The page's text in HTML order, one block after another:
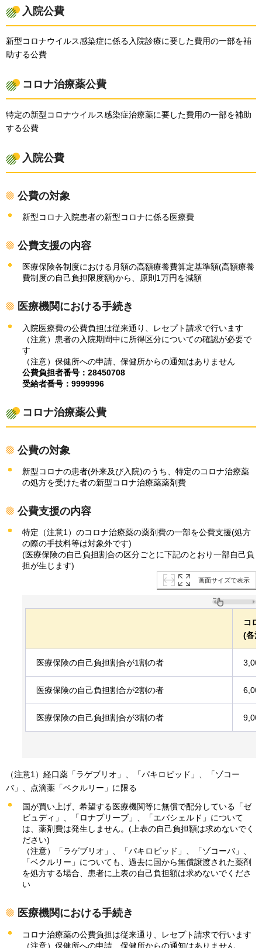
入院公費
新型コロナウイルス感染症に係る入院診療に要した費用の一部を補
助する公費
コロナ治療薬公費
特定の新型コロナウイルス感染症治療薬に要した費用の一部を補助
する公費
入院公費
公費の対象
新型コロナ入院患者の新型コロナに係る医療費
公費支援の内容
医療保険各制度における月額の高額療養費算定基準額(高額療養
費制度の自己負担限度額)から、原則1万円を減額
医療機関における手続き
入院医療費の公費負担は従来通り、レセプト請求で行います
（注意）患者の入院期間中に所得区分についての確認が必要で
す
（注意）保健所への申請、保健所からの通知はありません
公費負担者番号：28450708
受給者番号：9999996
コロナ治療薬公費
公費の対象
新型コロナの患者(外来及び入院)のうち、特定のコロナ治療薬
の処方を受けた者の新型コロナ治療薬薬剤費
公費支援の内容
特定（注意1）のコロナ治療薬の薬剤費の一部を公費支援(処方
の際の手技料等は対象外です)
(医療保険の自己負担割合の区分ごとに下記のとおり一部自己負
担が生じます)
画面サイズで表示
コ
(各
医療保険の自己負担割合が1割の者
医療保険の自己負担割合が2割の者
医療保険の自己負担割合が3割の者
（注意1）経口薬「ラゲブリオ」、「パキロビッド」、「ゾコー
バ」、点滴薬「ベクルリー」に限る
国が買い上げ、希望する医療機関等に無償で配分している「ゼ
ビュディ」、「ロナプリーブ」、「エバシェルド」について
は、薬剤費は発生しません。(上表の自己負担額は求めないでく
ださい)
（注意）「ラゲブリオ」、「パキロビッド」、「ゾコーバ」、
「ベクルリー」についても、過去に国から無償譲渡された薬剤
を処方する場合、患者に上表の自己負担額は求めないでくださ
い
医療機関における手続き
コロナ治療薬の公費負担は従来通り、レセプト請求で行います
（注意）保健所への申請、保健所からの通知はありません